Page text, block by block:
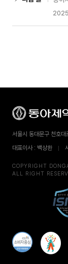
서울시 동대문구 천호
대표이사 : 백상환
COPYRIGHT
ALL RIGHT